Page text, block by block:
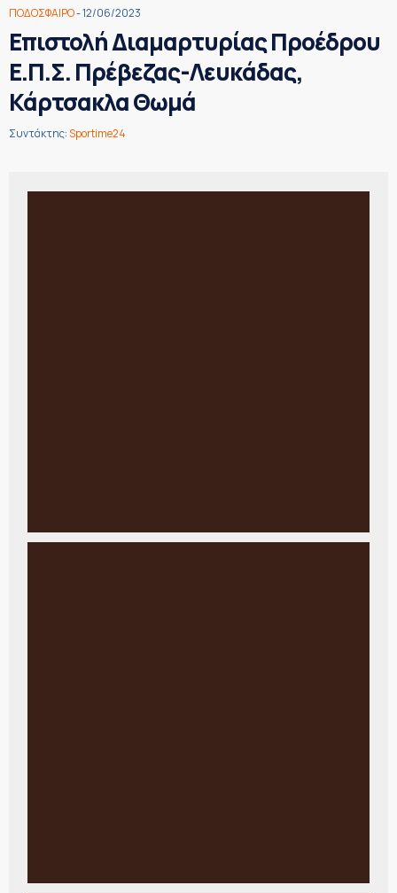
ΠΟΔΟΣΦΑΙΡΟ- 12/06/2023
Επιστολή Διαμαρτυρίας Προέδρου
Ε.Π.Σ. Πρέβεζας-Λευκάδας,
Κάρτσακλα Θωμά
Συντάκτης:Sportime24